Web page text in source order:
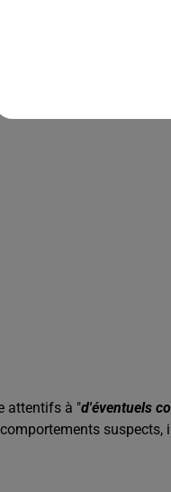
attentifs à "d'éventuels